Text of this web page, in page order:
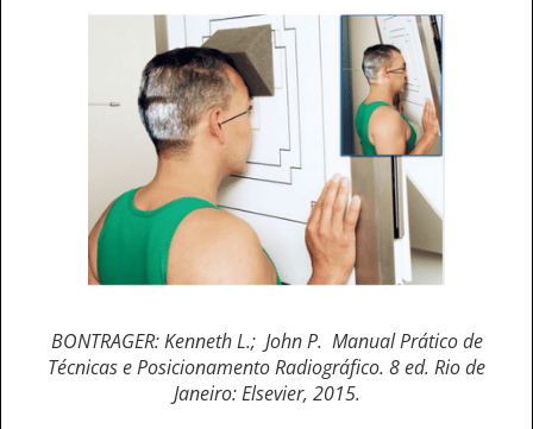
BONTRAGER: Kenneth L.; John P. Manual Prático de
Técnicas e Posicionamento Radiográfico. 8 ed. Rio de
Janeiro: Elsevier, 2015.